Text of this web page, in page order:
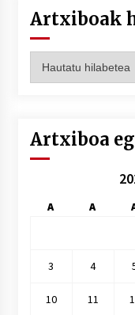
Artxiboak
hilez
Artxiboa
A A
3 4
10 11